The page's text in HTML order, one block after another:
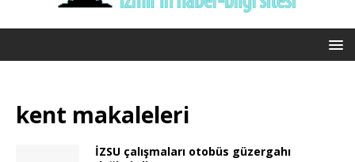
kent makaleleri
İZSU çalışmaları otobüs güzergahı